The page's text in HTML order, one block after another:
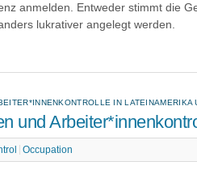
anmelden. Entweder stimmt die
lukrativer angelegt werden.
IN LATEINAMERIKA
und
Occupation